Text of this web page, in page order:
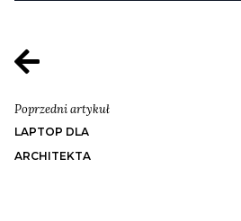
Poprzedni artykuł
LAPTOP DLA
ARCHITEKTA